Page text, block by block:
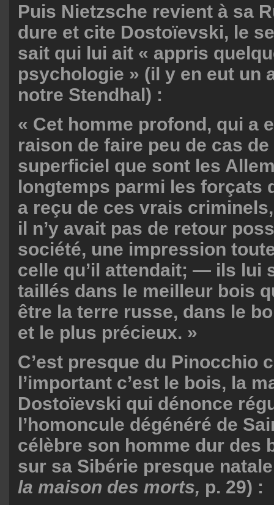
Puis Nietzsche revient à sa
dure et cite Dostoïevski, le
sait qui lui ait « appris
psychologie » (il y en eut un
notre Stendhal) :
« Cet homme profond, qui a
raison de faire peu de cas
superficiel que sont les
longtemps parmi les forçats
a reçu de ces vrais
il n’y avait pas de retour
société, une impression
celle qu’il attendait; — ils lui
taillés dans le meilleur bois
être la terre russe, dans le
et le plus précieux. »
C’est presque du Pinocchio
l’important c’est le bois, la
Dostoïevski qui dénonce
l’homoncule dégénéré de
célèbre son homme dur des
sur sa Sibérie presque
la maison des morts, p. 29) :